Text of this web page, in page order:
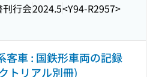
刊行会2024.5<Y94-R2957>
客車 : 国鉄形車両の記録
トリアル別冊)